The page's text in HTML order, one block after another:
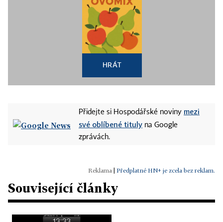
HRÁT
Přidejte si Hospodářské noviny mezi
své oblíbené tituly na Google
zprávách.
Předplatné HN+ je zcela bez reklam.
Související články